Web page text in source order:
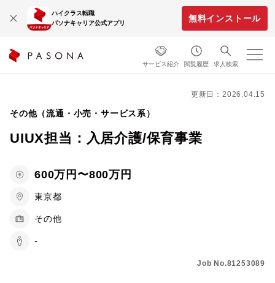
ハイクラス転職
パソナキャリア公式アプリ
無料インストール
サービス紹介 閲覧履歴 求人検索
更新日：2026.04.15
その他（流通・小売・サービス系）
UIUX担当：入居介護/保育事業
600万円〜800万円
東京都
その他
-
Job No.81253089